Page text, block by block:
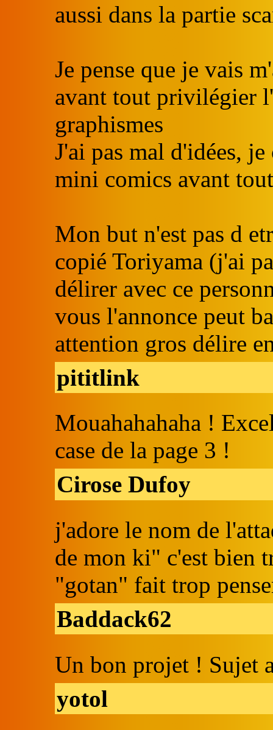
aussi dans la partie
Je pense que je vais
avant tout privilégier
graphismes
J'ai pas mal d'idées,
mini comics avant
Mon but n'est pas d
copié Toriyama (j'ai
délirer avec ce
vous l'annonce peut
attention gros délire
pititlink
Mouahahahaha !
case de la page 3 !
Cirose Dufoy
j'adore le nom de
de mon ki" c'est bien
"gotan" fait trop
Baddack62
Un bon projet ! Sujet
yotol